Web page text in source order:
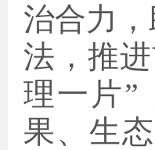
治合力
法，推
理一片”
果、生